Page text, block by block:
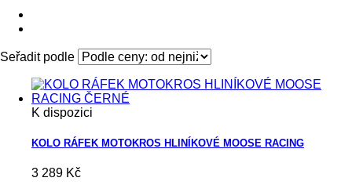
Seřadit podle
K dispozici
KOLO RÁFEK MOTOKROS HLINÍKOVÉ MOOSE RACING
3 289 Kč